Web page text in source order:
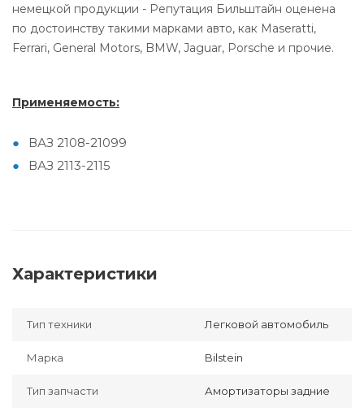
немецкой продукции - Репутация Бильштайн оценена
по достоинству такими марками авто, как Maseratti,
Ferrari, General Motors, BMW, Jaguar, Porsche и прочие.
Применяемость:
ВАЗ 2108-21099
ВАЗ 2113-2115
Характеристики
Тип техники Легковой автомобиль
Марка Bilstein
Тип запчасти Амортизаторы задние